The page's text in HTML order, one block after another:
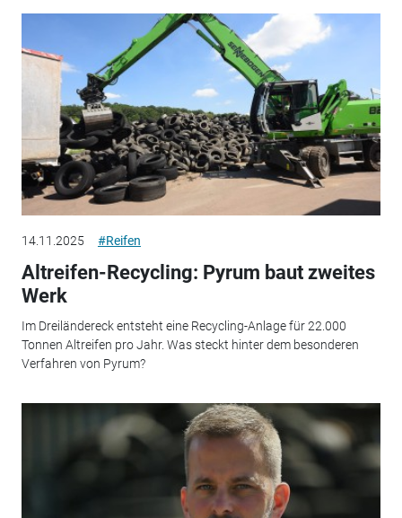
14.11.2025 #Reifen
Altreifen-Recycling: Pyrum baut zweites
Werk
Im Dreiländereck entsteht eine Recycling-Anlage für 22.000
Tonnen Altreifen pro Jahr. Was steckt hinter dem besonderen
Verfahren von Pyrum?